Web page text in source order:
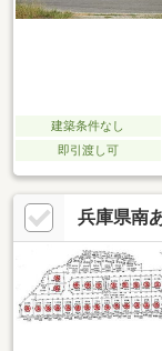
建築条件なし
即引渡し可
兵庫県南